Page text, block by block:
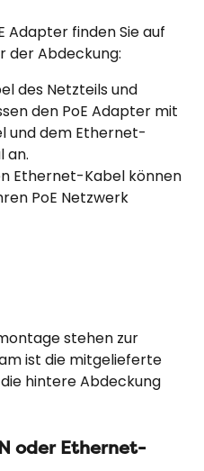
Adapter finden Sie auf
der Abdeckung:
des Netzteils und
den PoE Adapter mit
und dem Ethernet-
an.
Ethernet-Kabel können
PoE Netzwerk
stehen zur
ist die mitgelieferte
hintere Abdeckung
oder Ethernet-